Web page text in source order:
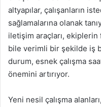
altyapılar, çalışanların
sağlamalarına olanak
iletişim araçları,
bile verimli bir şekilde iş
durum, esnek çalışma
önemini artırıyor.
Yeni nesil çalışma